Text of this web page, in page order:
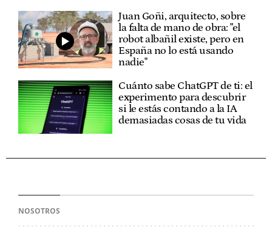
Juan Goñi, arquitecto, sobre
la falta de mano de obra: "el
robot albañil existe, pero en
España no lo está usando
nadie"
Cuánto sabe ChatGPT de ti: el
experimento para descubrir
si le estás contando a la IA
demasiadas cosas de tu vida
NOSOTROS